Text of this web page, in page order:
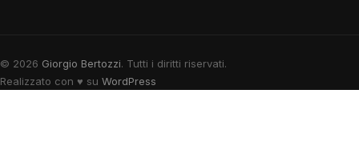
© 2026 Giorgio Bertozzi. Tutti i diritti riservati.
Realizzato con ♥ su WordPress